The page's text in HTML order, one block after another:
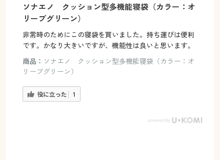
ソナエノ クッション型多機能寝袋（カラー：オ
リーブグリーン）
非常時のためにこの寝袋を買いました。持ち運びは便利
です。かなり大きいですが、機能性は良いと思います。
商品： ソナエノ クッション型多機能寝袋（カラー：オ
リーブグリーン）
役に立った 1